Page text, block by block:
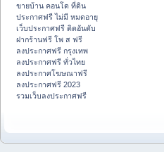
ขายบ้าน คอนโด ที่ดิน
ประกาศฟรี ไม่มี หมดอายุ
เว็บประกาศฟรี ติดอันดับ
ฝากร้านฟรี โพ ส ฟรี
ลงประกาศฟรี กรุงเทพ
ลงประกาศฟรี ทั่วไทย
ลงประกาศโฆษณาฟรี
ลงประกาศฟรี 2023
รวมเว็บลงประกาศฟรี